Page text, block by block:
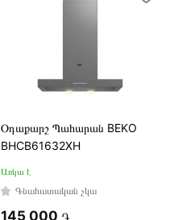
Օդաքարշ Պահարան BEKO
BHCB61632XH
Առկա է
Գնահատական չկա
145 000 ֏